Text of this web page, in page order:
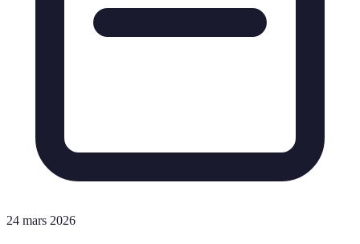
24 mars 2026